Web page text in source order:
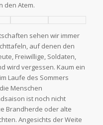
den Atem.
sehen wir immer
auf denen den
Freiwillige, Soldaten,
wird vergessen. Kaum ein
Laufe des Sommers
Menschen
ist noch nicht
Brandherde oder alte
Angesichts der Weite